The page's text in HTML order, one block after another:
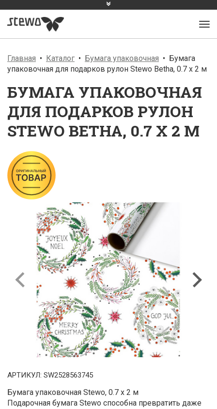
Главная Каталог Бумага упаковочная
Бумага
упаковочная для подарков рулон Stewo Betha, 0.7 x 2 м
БУМАГА УПАКОВОЧНАЯ
ДЛЯ ПОДАРКОВ РУЛОН
STEWO BETHA, 0.7 X 2 М
Previous
АРТИКУЛ: SW2528563745
Бумага упаковочная Stewo, 0.7 x 2 м
Подарочная бумага Stewo способна превратить даже